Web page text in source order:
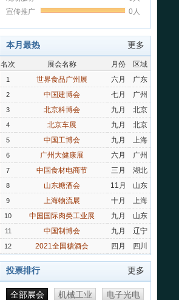
本月最热 更多
名次 展会名称 月份 区域
1 世界食品广州展 六月 广东
2 中国建博会 七月 广州
3 北京科博会 九月 北京
4 北京车展 九月 北京
5 中国工博会 九月 上海
6 广州大健康展 六月 广州
7 中国食材电商节 三月 湖北
8 山东糖酒会 11月 山东
9 上海物流展 十月 上海
10 中国国际肉类工业展 九月 山东
11 中国制博会 九月 辽宁
12 2021全国糖酒会 四月 四川
投票排行 更多
全部展会 机械工业 电子光电